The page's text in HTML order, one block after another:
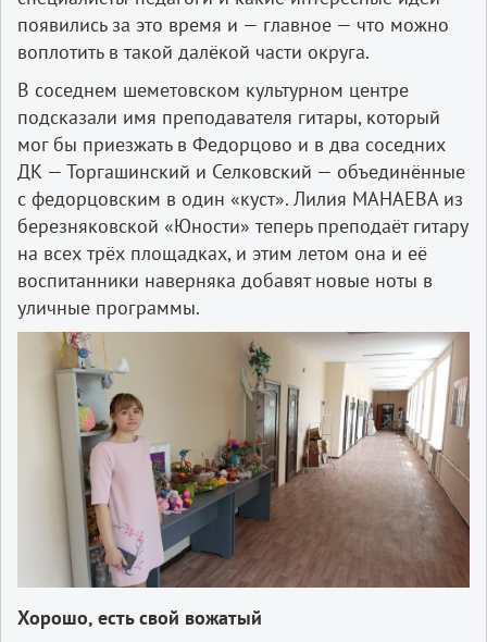
появились за это время и — главное — что можно
воплотить в такой далёкой части округа.
В соседнем шеметовском культурном центре
подсказали имя преподавателя гитары, который
мог бы приезжать в Федорцово и в два соседних
ДК — Торгашинский и Селковский — объединённые
с федорцовским в один «куст». Лилия МАНАЕВА из
березняковской «Юности» теперь преподаёт гитару
на всех трёх площадках, и этим летом она и её
воспитанники наверняка добавят новые ноты в
уличные программы.
Хорошо, есть свой вожатый